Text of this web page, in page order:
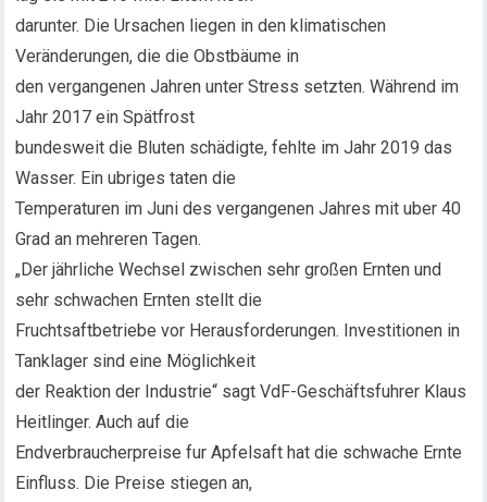
darunter. Die Ursachen liegen in den klimatischen
Veränderungen, die die Obstbäume in
den vergangenen Jahren unter Stress setzten. Während im
Jahr 2017 ein Spätfrost
bundesweit die Bluten schädigte, fehlte im Jahr 2019 das
Wasser. Ein ubriges taten die
Temperaturen im Juni des vergangenen Jahres mit uber 40
Grad an mehreren Tagen.
„Der jährliche Wechsel zwischen sehr großen Ernten und
sehr schwachen Ernten stellt die
Fruchtsaftbetriebe vor Herausforderungen. Investitionen in
Tanklager sind eine Möglichkeit
der Reaktion der Industrie“ sagt VdF-Geschäftsfuhrer Klaus
Heitlinger. Auch auf die
Endverbraucherpreise fur Apfelsaft hat die schwache Ernte
Einfluss. Die Preise stiegen an,